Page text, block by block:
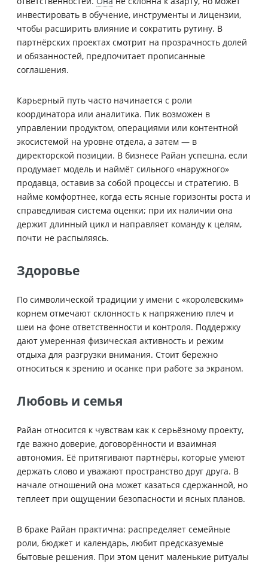
инвестировать в обучение, инструменты и лицензии,
чтобы расширить влияние и сократить рутину. В
партнёрских проектах смотрит на прозрачность долей
и обязанностей, предпочитает прописанные
соглашения.
Карьерный путь часто начинается с роли
координатора или аналитика. Пик возможен в
управлении продуктом, операциями или контентной
экосистемой на уровне отдела, а затем — в
директорской позиции. В бизнесе Райан успешна, если
продумает модель и наймёт сильного «наружного»
продавца, оставив за собой процессы и стратегию. В
найме комфортнее, когда есть ясные горизонты роста и
справедливая система оценки; при их наличии она
держит длинный цикл и направляет команду к целям,
почти не распыляясь.
Здоровье
По символической традиции у имени с «королевским»
корнем отмечают склонность к напряжению плеч и
шеи на фоне ответственности и контроля. Поддержку
дают умеренная физическая активность и режим
отдыха для разгрузки внимания. Стоит бережно
относиться к зрению и осанке при работе за экраном.
Любовь и семья
Райан относится к чувствам как к серьёзному проекту,
где важно доверие, договорённости и взаимная
автономия. Её притягивают партнёры, которые умеют
держать слово и уважают пространство друг друга. В
начале отношений она может казаться сдержанной, но
теплеет при ощущении безопасности и ясных планов.
В браке Райан практична: распределяет семейные
роли, бюджет и календарь, любит предсказуемые
бытовые решения. При этом ценит маленькие ритуалы